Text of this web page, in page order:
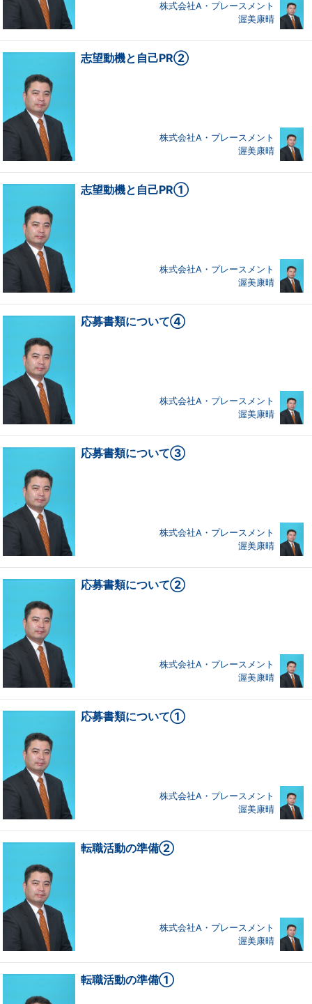
株式会社A・プレースメント
渥美康晴
志望動機と自己PR②
株式会社A・プレースメント
渥美康晴
志望動機と自己PR①
株式会社A・プレースメント
渥美康晴
応募書類について④
株式会社A・プレースメント
渥美康晴
応募書類について③
株式会社A・プレースメント
渥美康晴
応募書類について②
株式会社A・プレースメント
渥美康晴
応募書類について①
株式会社A・プレースメント
渥美康晴
転職活動の準備②
株式会社A・プレースメント
渥美康晴
転職活動の準備①